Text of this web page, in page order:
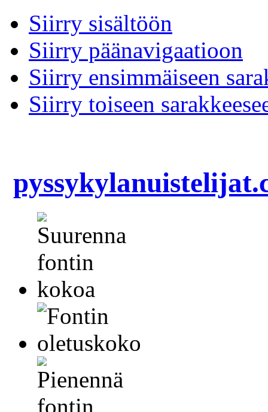
Siirry sisältöön
Siirry päänavigaatioon
Siirry ensimmäiseen
Siirry toiseen